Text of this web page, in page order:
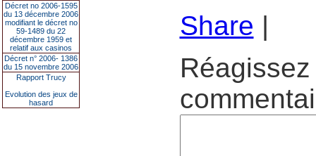
Décret no 2006-1595
du 13 décembre 2006
modifiant le décret no
59-1489 du 22
décembre 1959 et
relatif aux casinos
Décret n° 2006- 1386
du 15 novembre 2006
Rapport Trucy
Evolution des jeux de
hasard
Share |